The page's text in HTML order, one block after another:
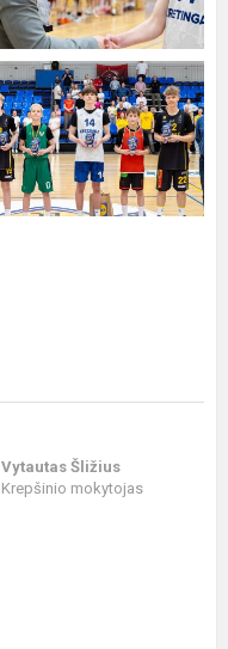
Vytautas Šližius
Krepšinio mokytojas